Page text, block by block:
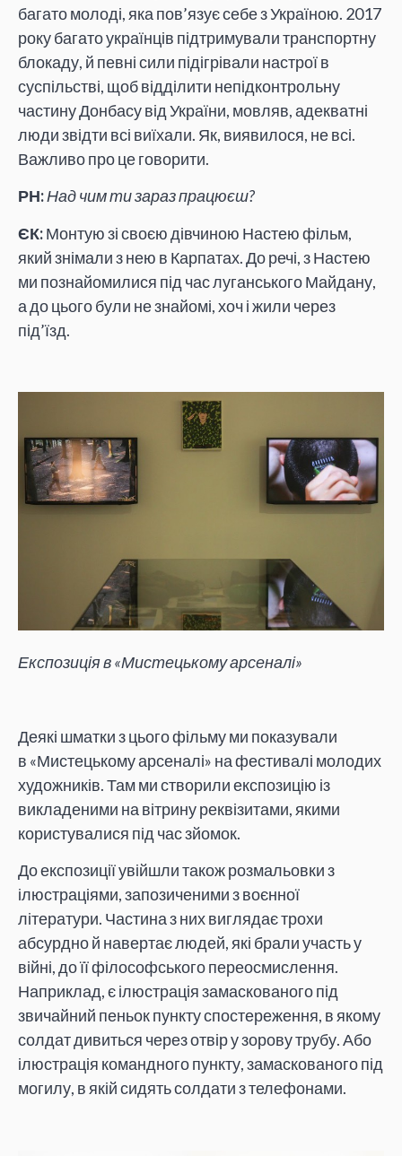
багато молоді, яка пов’язує себе з Україною. 2017
року багато українців підтримували транспортну
блокаду, й певні сили підігрівали настрої в
суспільстві, щоб відділити непідконтрольну
частину Донбасу від України, мовляв, адекватні
люди звідти всі виїхали. Як, виявилося, не всі.
Важливо про це говорити.
РН:Над чим ти зараз працюєш?
ЄК:Монтую зі своєю дівчиною Настею фільм,
який знімали з нею в Карпатах. До речі, з Настею
ми познайомилися під час луганського Майдану,
а до цього були не знайомі, хоч і жили через
під’їзд.
Експозиція в «Мистецькому арсеналі»
Деякі шматки з цього фільму ми показували
в «Мистецькому арсеналі» на фестивалі молодих
художників. Там ми створили експозицію із
викладеними на вітрину реквізитами, якими
користувалися під час зйомок.
До експозиції увійшли також розмальовки з
ілюстраціями, запозиченими з воєнної
літератури. Частина з них виглядає трохи
абсурдно й навертає людей, які брали участь у
війні, до її філософського переосмислення.
Наприклад, є ілюстрація замаскованого під
звичайний пеньок пункту спостереження, в якому
солдат дивиться через отвір у зорову трубу. Або
ілюстрація командного пункту, замаскованого під
могилу, в якій сидять солдати з телефонами.